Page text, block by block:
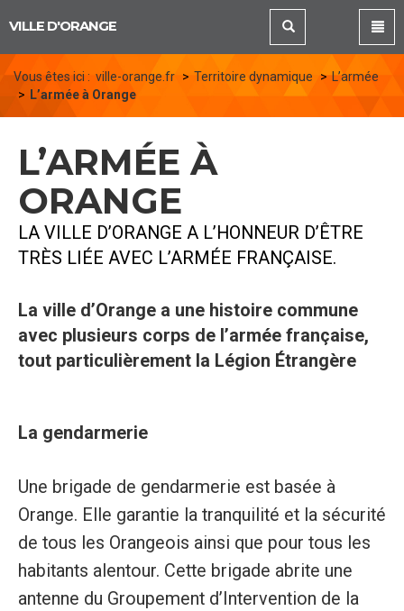
VILLE D'ORANGE
Vous êtes ici : ville-orange.fr Territoire dynamique
L’armée
L’armée à Orange
L’ARMÉE À
ORANGE
LA VILLE D’ORANGE A L’HONNEUR D’ÊTRE
TRÈS LIÉE AVEC L’ARMÉE FRANÇAISE.
La ville d’Orange a une histoire commune
avec plusieurs corps de l’armée française,
tout particulièrement la Légion Étrangère
La gendarmerie
Une brigade de gendarmerie est basée à
Orange. Elle garantie la tranquilité et la sécurité
de tous les Orangeois ainsi que pour tous les
habitants alentour. Cette brigade abrite une
antenne du Groupement d’Intervention de la